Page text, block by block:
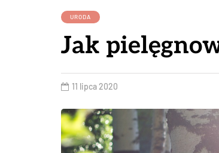
URODA
Jak
11 lipca 2020